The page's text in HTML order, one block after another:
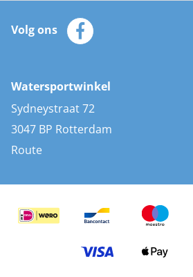
Zeilkleding
Zonnepanelen
AIS transponders
Stootwillen en fenders
Bootkussens
Zwemtrappen
Klantenservice
Merken
Volg ons
Watersportwinkel
Sydneystraat 72
3047 BP Rotterdam
Route